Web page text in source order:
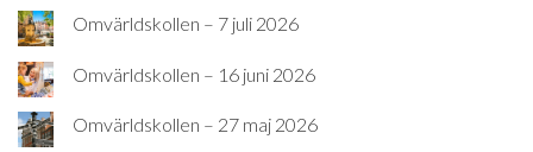
Omvärldskollen – 7 juli 2026
Omvärldskollen – 16 juni 2026
Omvärldskollen – 27 maj 2026